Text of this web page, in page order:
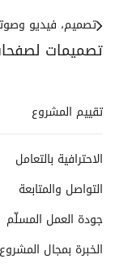
تصميمات
تصميم، فيديو
تقييم المشروع
الاحترافية بالتعامل
التواصل والمتابعة
جودة العمل المسلّم
الخبرة بمجال المشروع